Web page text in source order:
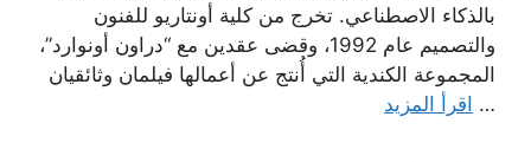
بالذكاء الاصطناعي. تخرج من كلية أونتاريو للفنون
والتصميم عام 1992، وقضى عقدين مع “دراون أونوارد”،
المجموعة الكندية التي أُنتج عن أعمالها فيلمان وثائقيان
… اقرأ المزيد